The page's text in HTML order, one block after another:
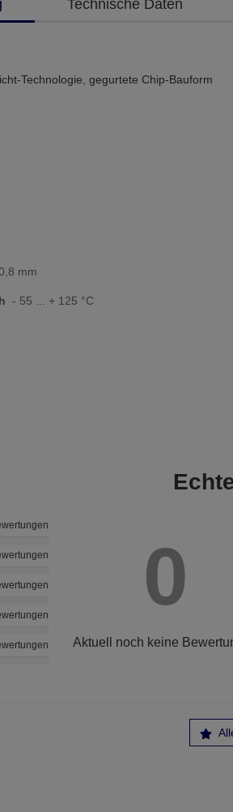
Technische Daten
Technologie, gegurtete Chip-Bauform
mm
- 55 ... + 125 °C
0
Aktuell noch keine